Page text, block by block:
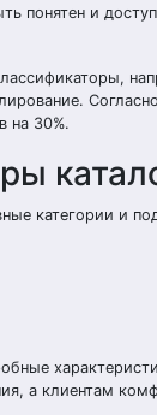
понятен и
на 30%.
категории и
а клиентам